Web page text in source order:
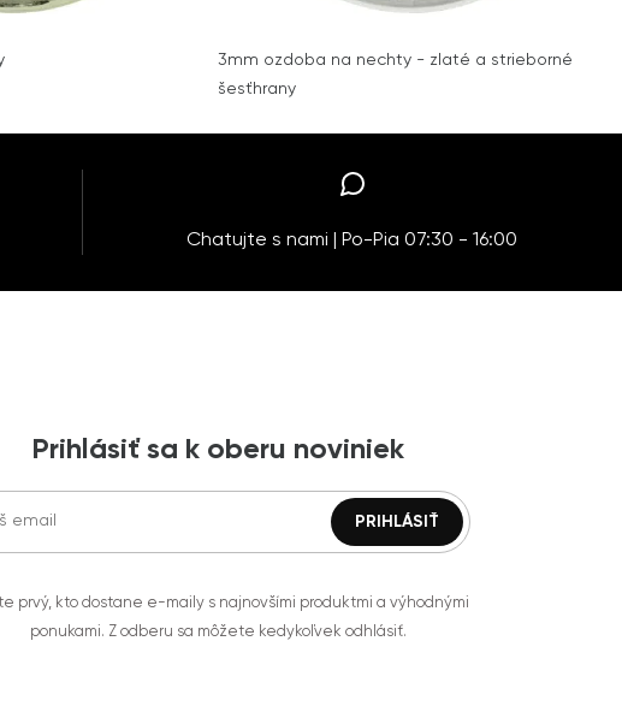
3mm ozdoba na nechty - zlaté a strieborné
šesťhrany
Chatujte s nami | Po-Pia 07:30 - 16:00
Prihlásiť sa k oberu noviniek
prvý, kto dostane e-maily s najnovšími produktmi a výhodnými
ponukami. Z odberu sa môžete kedykoľvek odhlásiť.